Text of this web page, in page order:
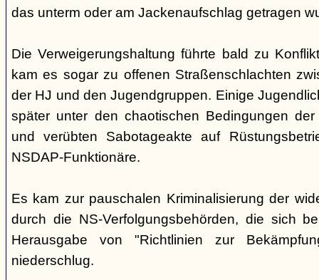
das unterm oder am Jackenaufschlag getragen
Die Verweigerungshaltung führte bald zu
kam es sogar zu offenen Straßenschlachten
der HJ und den Jugendgruppen. Einige
später unter den chaotischen Bedingungen
und verübten Sabotageakte auf
NSDAP-Funktionäre.
Es kam zur pauschalen Kriminalisierung der
durch die NS-Verfolgungsbehörden, die sich
Herausgabe von "Richtlinien zur
niederschlug.